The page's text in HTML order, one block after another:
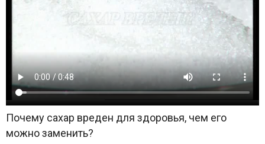
Почему сахар вреден для здоровья, чем его
можно заменить?